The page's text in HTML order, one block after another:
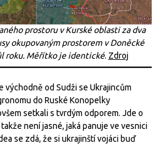
prostoru v Kurské oblasti za dva
okupovaným prostorem v Doněcké
roku. Měřítko je identické. Zdroj
východně od Sudži se Ukrajincům
do Ruské Konopelky
setkali s tvrdým odporem. Jde o
není jasné, jaká panuje ve vesnici
se zdá, že si ukrajinští vojáci buď